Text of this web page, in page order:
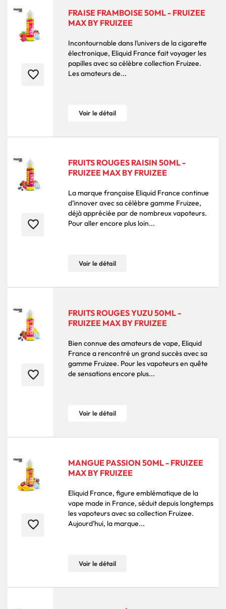
favorite_border
FRAISE FRAMBOISE 50ML - FRUIZEE
MAX BY FRUIZEE
Incontournable dans l’univers de la cigarette
électronique, Eliquid France fait voyager les
papilles avec sa célèbre collection Fruizee.
Les amateurs de...
Voir le détail
favorite_border
FRUITS ROUGES RAISIN 50ML -
FRUIZEE MAX BY FRUIZEE
La marque française Eliquid France continue
d’innover avec sa célèbre gamme Fruizee,
déjà appréciée par de nombreux vapoteurs.
Pour aller encore plus loin...
Voir le détail
favorite_border
FRUITS ROUGES YUZU 50ML -
FRUIZEE MAX BY FRUIZEE
Bien connue des amateurs de vape, Eliquid
France a rencontré un grand succès avec sa
gamme Fruizee. Pour les vapoteurs en quête
de sensations encore plus...
Voir le détail
favorite_border
MANGUE PASSION 50ML - FRUIZEE
MAX BY FRUIZEE
Eliquid France, figure emblématique de la
vape made in France, séduit depuis longtemps
les vapoteurs avec sa collection Fruizee.
Aujourd’hui, la marque...
Voir le détail